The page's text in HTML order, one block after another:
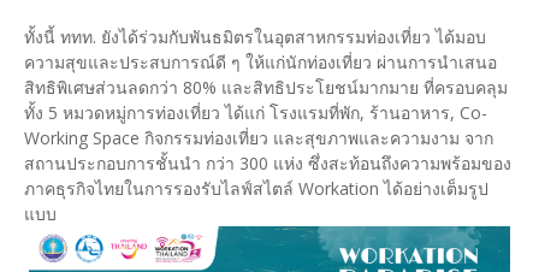
ทั้งนี้ ททท. ยังได้ร่วมกับพันธมิตรในอุตสาหกรรมท่องเที่ยว ได้มอบ
ความสุขและประสบการณ์ดี ๆ ให้แก่นักท่องเที่ยว ผ่านการนำเสนอ
สิทธิพิเศษส่วนลดกว่า 80% และสิทธิประโยชน์มากมาย ที่ครอบคลุม
ทั้ง 5 หมวดหมู่การท่องเที่ยว ได้แก่ โรงแรมที่พัก, ร้านอาหาร, Co-
Working Space กิจกรรมท่องเที่ยว และสุขภาพและความงาม จาก
สถานประกอบการชั้นนำ กว่า 300 แห่ง ซึ่งสะท้อนถึงความพร้อมของ
ภาคธุรกิจไทยในการรองรับไลฟ์สไตล์ Workation ได้อย่างเต็มรูป
แบบ